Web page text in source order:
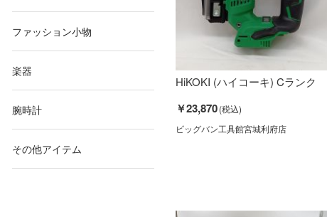
ファッション小物
楽器
腕時計
その他アイテム
HiKOKI (ハイコーキ) Cランク
￥23,870
ビッグバン工具館宮城利府店